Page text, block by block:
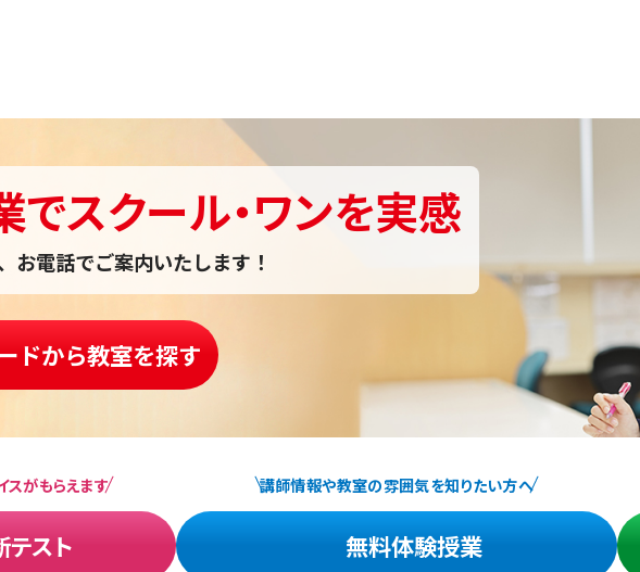
でスクール・ワンを実感
お電話でご案内いたします！
ドから教室を探す
スがもらえます
スト
講師情報や教室の雰囲気を知りたい方へ
無料体験授業